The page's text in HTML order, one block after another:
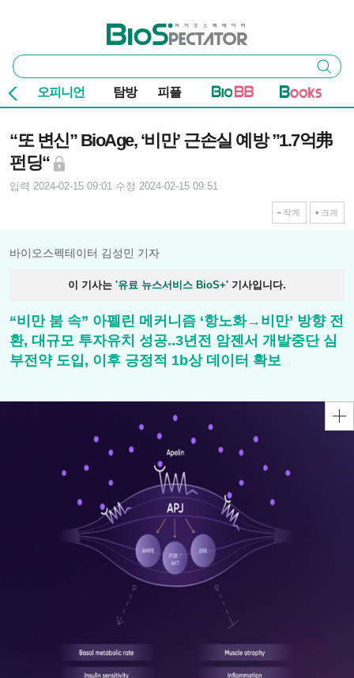
바이오스펙테이터
통
합
검
색
검색
오피니언 탐방 피플
“또 변신” BioAge, ‘비만’ 근손실 예방 ”1.7억弗
펀딩“
입력 2024-02-15 09:01 수정 2024-02-15 09:51
작게 크게
바이오스펙테이터 김성민 기자
이 기사는 '유료 뉴스서비스 BioS+' 기사입니다.
“비만 붐 속” 아펠린 메커니즘 ‘항노화→비만’ 방향 전
환, 대규모 투자유치 성공..3년전 암젠서 개발중단 심
부전약 도입, 이후 긍정적 1b상 데이터 확보